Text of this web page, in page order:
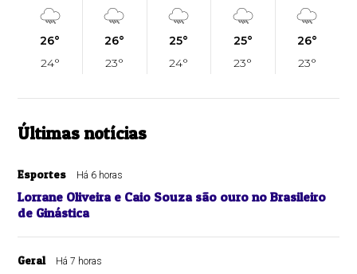
26°
24°
26°
23°
25°
24°
25°
23°
26°
23°
Últimas notícias
Esportes Há 6 horas
Lorrane Oliveira e Caio Souza são ouro no Brasileiro
de Ginástica
Geral Há 7 horas